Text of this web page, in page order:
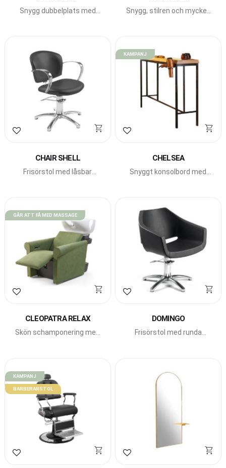
Snygg dubbelplats med
Snygg, stilren och mycket
Lägg till i favoriter
CHAIR SHELL
Frisörstol med låsbar
Lägg till i favoriter
CHELSEA
Snyggt konsolbord med
KAMPANJ
Lägg till i favoriter
CLEOPATRA RELAX
Skön schamponering med
GÅR ATT FÅ MED MASSAGE
Lägg till i favoriter
DOMINGO
Frisörstol med runda
Lägg till i favoriter
KAMPANJ
BARBERARSTOL
Lägg till i favoriter